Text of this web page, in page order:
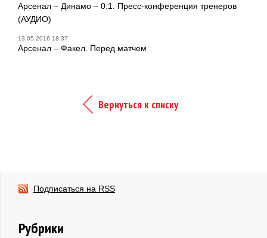
Арсенал – Динамо – 0:1. Пресс-конференция тренеров
(АУДИО)
13.05.2016 18:37
Арсенал – Факел. Перед матчем
Вернуться к списку
Подписаться на RSS
Рубрики